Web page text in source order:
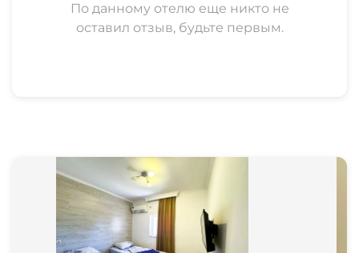
По данному отелю еще никто не
оставил отзыв, будьте первым.